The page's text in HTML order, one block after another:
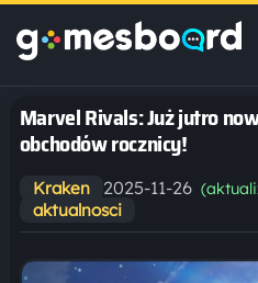
Marvel Rivals: Już jutro
obchodów rocznicy!
Kraken 2025-11-26
aktualnosci